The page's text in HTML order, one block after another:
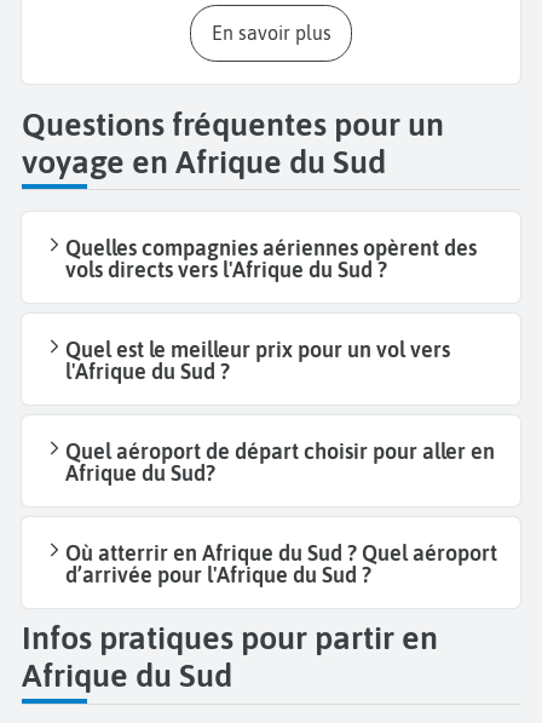
. TraversezSoweto, le quartier le plus
saurez tout sur la période de la ségrégation, la
résistance ainsi que la libération de Mandela. Le
patrimoine culturel incontournable. L’ancienne
maison du prix Nobel de la Paix fut reconvertie en
musée. Découvrez le mémorial et lemusée d’Hector
de Soweto et qui est devenu l’icône du soulèvement.
Cap Town,quant à elle, est une ville où l’on retrouve
des quartiers colorés tels queBo-Kaapainsi qu’une
ambiance festive. Baladez-vous auGoodneighbour
Market,un marché accueillant créateurs et
producteurs locaux tous les samedis ou encore au
Robben Island , l’ancienne île-prison, où a été
emprisonné Mandela.
En savoir plus
Questions fréquentes pour un
voyage en Afrique du Sud
Quelles compagnies aériennes opèrent des
vols directs vers l'Afrique du Sud ?
Quel est le meilleur prix pour un vol vers
l'Afrique du Sud ?
Quel aéroport de départ choisir pour aller en
Afrique du Sud?
Où atterrir en Afrique du Sud ? Quel aéroport
d’arrivée pour l'Afrique du Sud ?
Infos pratiques pour partir en
Afrique du Sud